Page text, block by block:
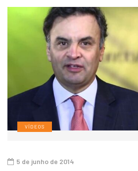
VÍDEOS
5 de junho de 2014